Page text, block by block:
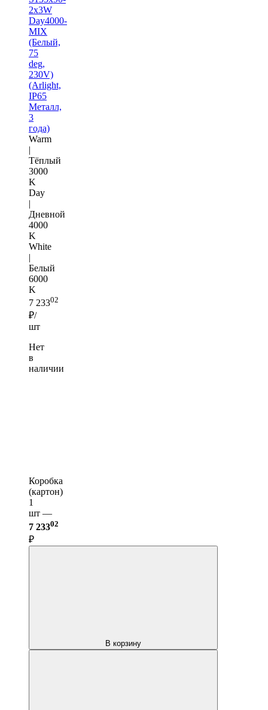
2x3W
Day4000-
MIX
(Белый,
75
deg,
230V)
(Arlight,
IP65
Металл,
3
года)
Warm
|
Тёплый
3000
K
Day
|
Дневной
4000
K
White
|
Белый
6000
K
7 23302
₽/
шт
Нет
в
наличии
Коробка
(картон)
1
шт —
7 23302
₽
В корзину